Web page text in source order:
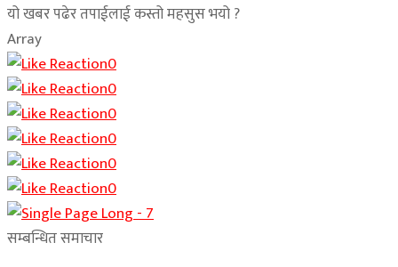
यो खबर पढेर तपाईलाई कस्तो महसुस भयो ?
Array
0
0
0
0
0
0
सम्बन्धित समाचार